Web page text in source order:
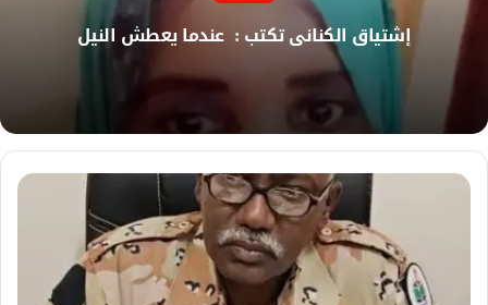
ي
ب
إشتياق الكناني تكتب : عندما يعطش النيل